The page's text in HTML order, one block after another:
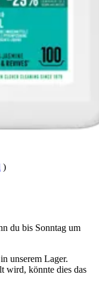
)
du bis Sonntag um
unserem Lager.
wird, könnte dies das